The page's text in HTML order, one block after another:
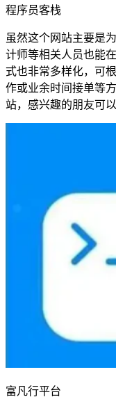
程序员客栈
虽然这个网站主要是
计师等相关人员也能
式也非常多样化，可
作或业余时间接单等
站，感兴趣的朋友可以
富凡行平台